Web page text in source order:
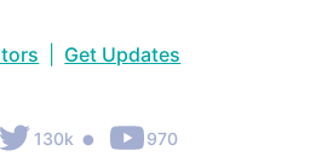
Get Updates
130k • 970